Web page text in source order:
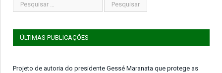
ÚLTIMAS PUBLICAÇÕES
Projeto de autoria do presidente Gessé Maranata que protege as